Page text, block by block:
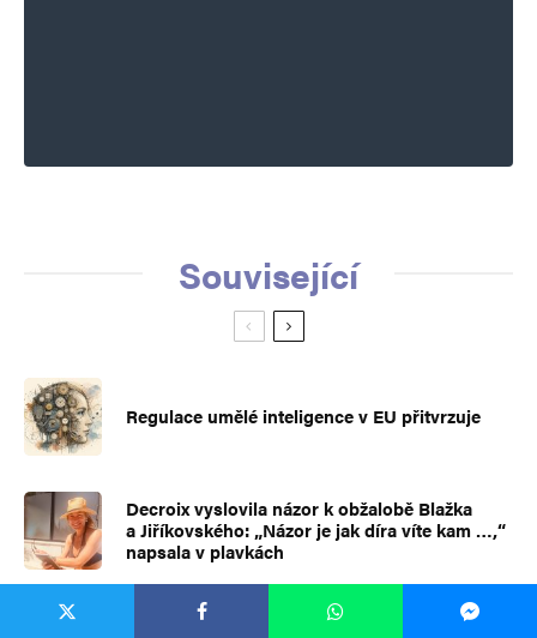
Související
Regulace umělé inteligence v EU přitvrzuje
Decroix vyslovila názor k obžalobě Blažka
a Jiříkovského: „Názor je jak díra víte kam …,“
napsala v plavkách